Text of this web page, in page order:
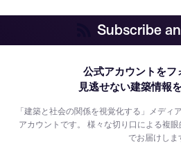
Subscribe
公式アカウントをフ
見逃せない建築情報
「建築と社会の関係を視覚化する」メデ
アカウントです。様々な切り口による複
でお届けしま